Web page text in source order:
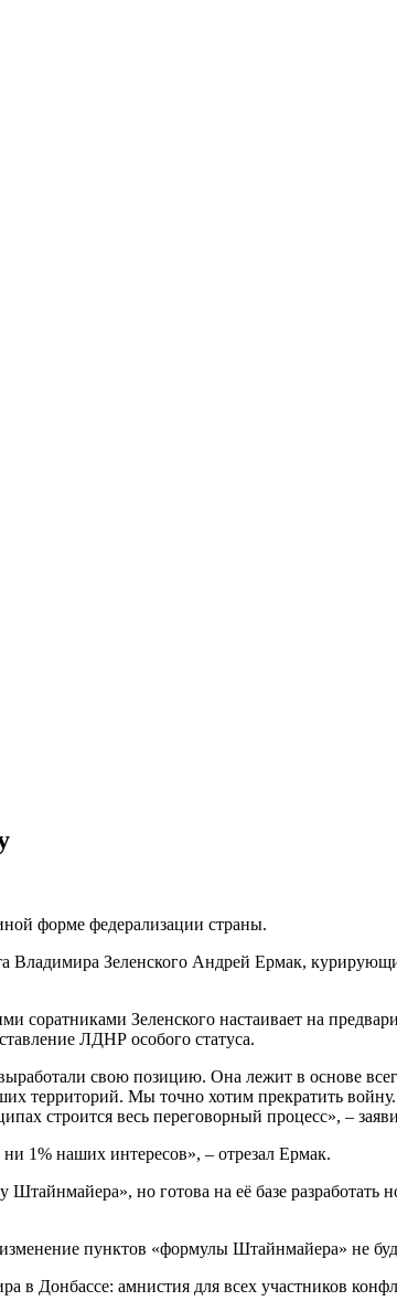
форме федерализации страны.
Владимира Зеленского Андрей Ермак,
соратниками Зеленского настаивает на
ЛДНР особого статуса.
свою позицию. Она лежит в основе
территорий. Мы точно хотим прекратить
строится весь переговорный процесс», –
1% наших интересов», – отрезал Ермак.
но готова на её базе разработать
пунктов «формулы Штайнмайера» не
в Донбассе: амнистия для всех участников